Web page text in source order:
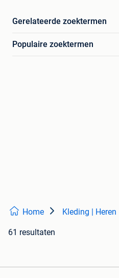
Gerelateerde zoektermen
Populaire zoektermen
Home Kleding | Heren
61 resultaten